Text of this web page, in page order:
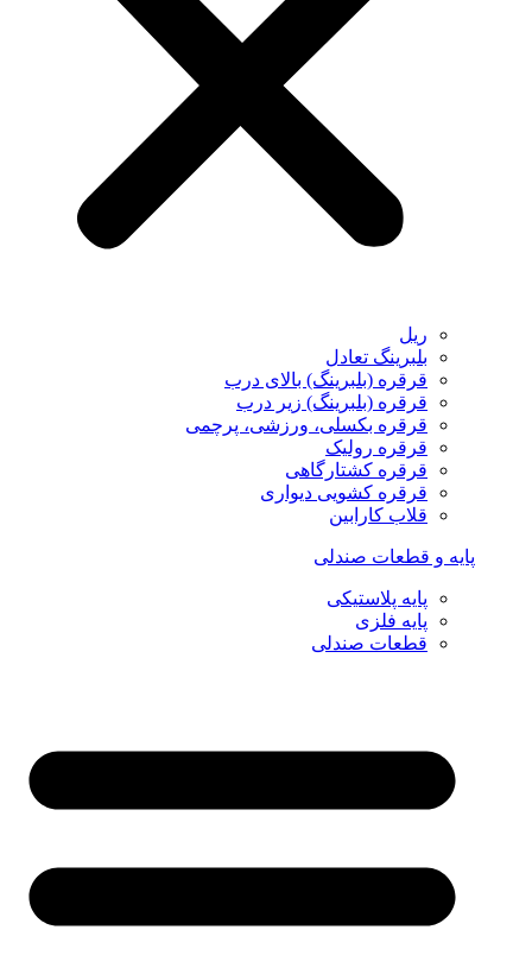
ریل
بلبرینگ تعادل
قرقره (بلبرینگ) بالای درب
قرقره (بلبرینگ) زیر درب
قرقره بکسلی، ورزشی، پرچمی
قرقره رولیک
قرقره کشتارگاهی
قرقره کشویی دیواری
قلاب کارابین
پایه و قطعات صندلی
پایه پلاستیکی
پایه فلزی
قطعات صندلی